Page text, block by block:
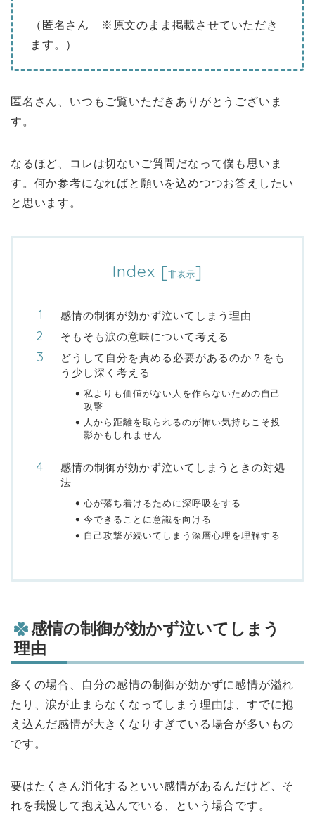
（匿名さん ※原文のまま掲載させていただき
ます。）
匿名さん、いつもご覧いただきありがとうございま
す。
なるほど、コレは切ないご質問だなって僕も思いま
す。何か参考になればと願いを込めつつお答えしたい
と思います。
Index [非表示]
感情の制御が効かず泣いてしまう理由
そもそも涙の意味について考える
どうして自分を責める必要があるのか？をも
う少し深く考える
私よりも価値がない人を作らないための自己
攻撃
人から距離を取られるのが怖い気持ちこそ投
影かもしれません
感情の制御が効かず泣いてしまうときの対処
法
心が落ち着けるために深呼吸をする
今できることに意識を向ける
自己攻撃が続いてしまう深層心理を理解する
感情の制御が効かず泣いてしまう
理由
多くの場合、自分の感情の制御が効かずに感情が溢れ
たり、涙が止まらなくなってしまう理由は、すでに抱
え込んだ感情が大きくなりすぎている場合が多いもの
です。
要はたくさん消化するといい感情があるんだけど、そ
れを我慢して抱え込んでいる、という場合です。